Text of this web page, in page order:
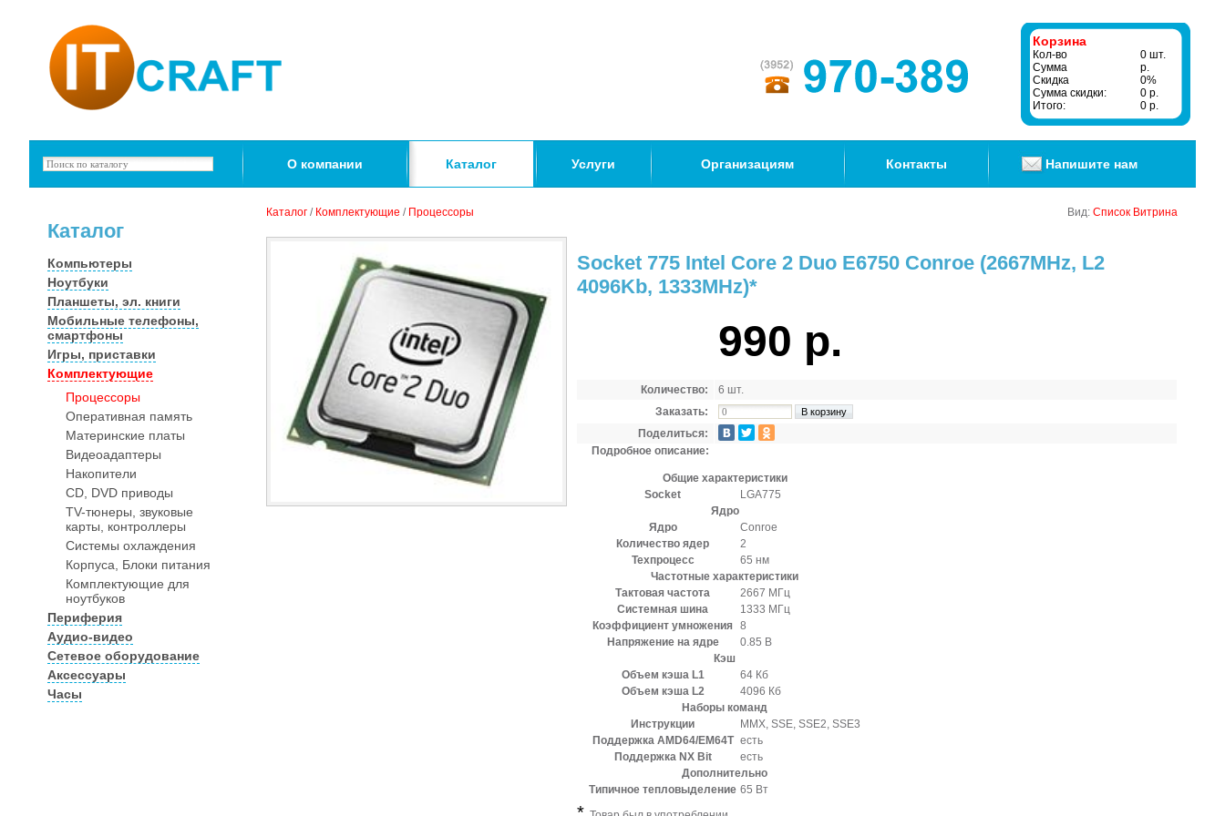
Корзина
Кол-во
0 шт.
Сумма
р.
Скидка
0%
Сумма скидки:
0 р.
Итого:
0 р.
О компании Каталог Услуги Организациям Контакты Напишите нам
Каталог
Компьютеры
Ноутбуки
Планшеты, эл. книги
Мобильные телефоны,
смартфоны
Игры, приставки
Комплектующие
Процессоры
Оперативная память
Материнские платы
Видеоадаптеры
Накопители
CD, DVD приводы
TV-тюнеры, звуковые
карты, контроллеры
Системы охлаждения
Корпуса, Блоки питания
Комплектующие для
ноутбуков
Периферия
Аудио-видео
Сетевое оборудование
Аксессуары
Часы
Каталог / Комплектующие / Процессоры Вид: Список Витрина
Socket 775 Intel Core 2 Duo E6750 Conroe (2667MHz, L2
4096Kb, 1333MHz)*
990 р.
Количество:
6 шт.
Заказать:
Поделиться:
Подробное описание:
Общие характеристики
Socket
LGA775
Ядро
Ядро
Conroe
Количество ядер
2
Техпроцесс
65 нм
Частотные характеристики
Тактовая частота
2667 МГц
Системная шина
1333 МГц
Коэффициент умножения 8
Напряжение на ядре
0.85 B
Кэш
Объем кэша L1
64 Кб
Объем кэша L2
4096 Кб
Наборы команд
Инструкции
MMX, SSE, SSE2, SSE3
Поддержка AMD64/EM64T есть
Поддержка NX Bit
есть
Дополнительно
Типичное тепловыделение 65 Вт